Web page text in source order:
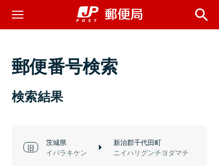
郵便番号検索
検索結果
茨城県
イバラキケン
新治郡千代田町
ニイハリグンチヨダマチ